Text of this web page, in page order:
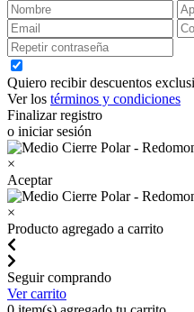
Quiero recibir descuentos
Ver los términos y condiciones
Finalizar registro
o iniciar sesión
×
Aceptar
×
Producto agregado a carrito
Seguir comprando
Ver carrito